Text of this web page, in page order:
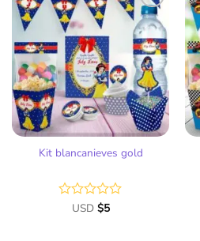
Añadir
a la
lista
de
deseos
Kit blancanieves gold
Valorado
USD $5